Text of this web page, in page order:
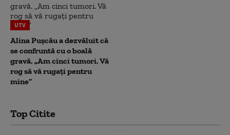
UTV
Alina Pușcău a dezvăluit că
se confruntă cu o boală
gravă. „Am cinci tumori. Vă
rog să vă rugați pentru
mine”
Top Citite